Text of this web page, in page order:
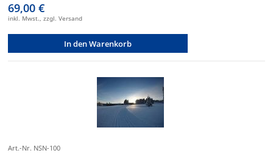
69,00 €
inkl. Mwst., zzgl. Versand
In den Warenkorb
Art.-Nr. NSN-100